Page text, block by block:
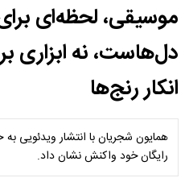
موسیقی، لحظه‌ای
دل‌هاست، نه ابزاری
انکار رنج‌ها
همایون شجریان با انتشار ویدئویی
رایگان خود واکنش نشان داد.